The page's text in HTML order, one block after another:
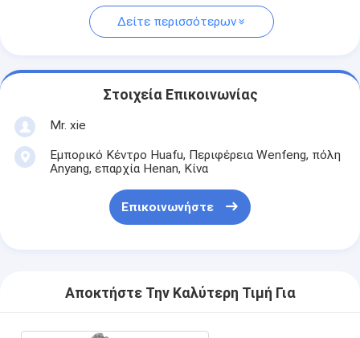
Δείτε περισσότερων
Στοιχεία Επικοινωνίας
Mr. xie
Εμπορικό Κέντρο Huafu, Περιφέρεια Wenfeng, πόλη
Anyang, επαρχία Henan, Κίνα
Επικοινωνήστε
Αποκτήστε Την Καλύτερη Τιμή Για